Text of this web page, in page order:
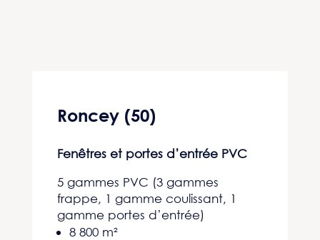
Roncey (50)
Fenêtres et portes d’entrée PVC
5 gammes PVC (3 gammes
frappe, 1 gamme coulissant, 1
gamme portes d’entrée)
8 800 m²